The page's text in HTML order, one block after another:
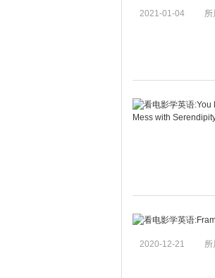
2021-01-04 所
2020-12-21 所